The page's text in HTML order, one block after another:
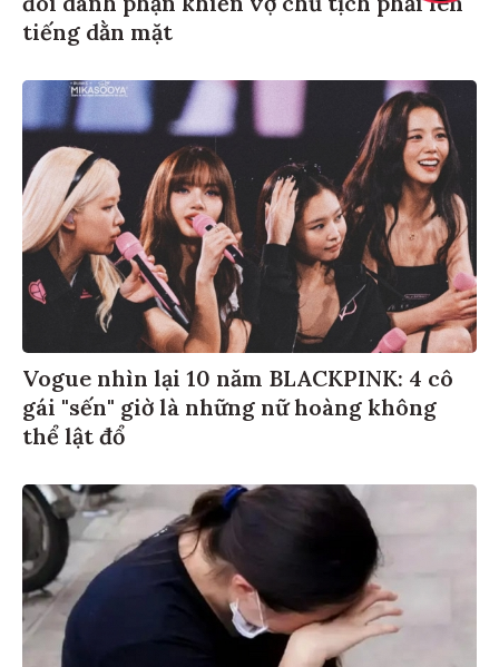
đòi danh phận khiến vợ chủ tịch phải lên
tiếng dằn mặt
Vogue nhìn lại 10 năm BLACKPINK: 4 cô
gái "sến" giờ là những nữ hoàng không
thể lật đổ